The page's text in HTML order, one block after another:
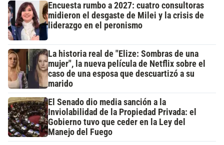
Encuesta rumbo a 2027: cuatro consultoras
midieron el desgaste de Milei y la crisis de
liderazgo en el peronismo
La historia real de "Elize: Sombras de una
mujer", la nueva película de Netflix sobre el
caso de una esposa que descuartizó a su
marido
El Senado dio media sanción a la
Inviolabilidad de la Propiedad Privada: el
Gobierno tuvo que ceder en la Ley del
Manejo del Fuego